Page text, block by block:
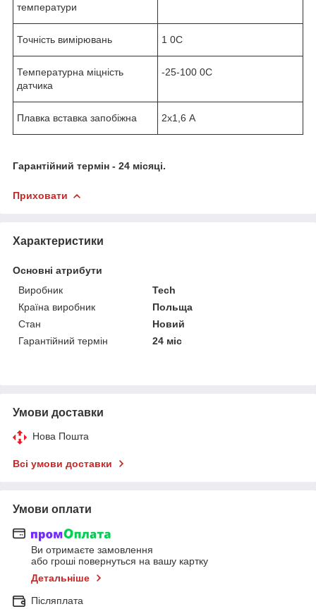
температури
Точність вимірювань 1 0С
Температурна міцність
датчика
-25-100 0С
Плавка вставка запобіжна 2х1,6 А
Гарантійний термін - 24 місяці.
Приховати
Характеристики
Основні атрибути
Виробник
Tech
Країна виробник
Польща
Стан
Новий
Гарантійний термін
24 міс
Умови доставки
Нова Пошта
Всі умови доставки
Умови оплати
Ви отримаєте замовлення
або гроші повернуться на вашу картку
Детальніше
Післяплата